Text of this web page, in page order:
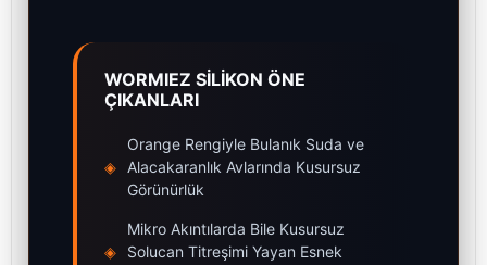
WORMIEZ SİLİKON ÖNE
ÇIKANLARI
◈
Orange Rengiyle Bulanık Suda ve
Alacakaranlık Avlarında Kusursuz
Görünürlük
◈
Mikro Akıntılarda Bile Kusursuz
Solucan Titreşimi Yayan Esnek